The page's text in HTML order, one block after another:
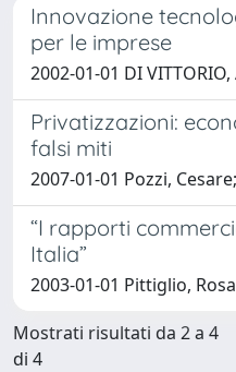
Innovazione
per le imprese
2002-01-01 DI
Privatizzazioni:
falsi miti
2007-01-01 Pozzi,
“I rapporti
Italia”
2003-01-01 Pittiglio,
Mostrati risultati da 2 a 4
di 4